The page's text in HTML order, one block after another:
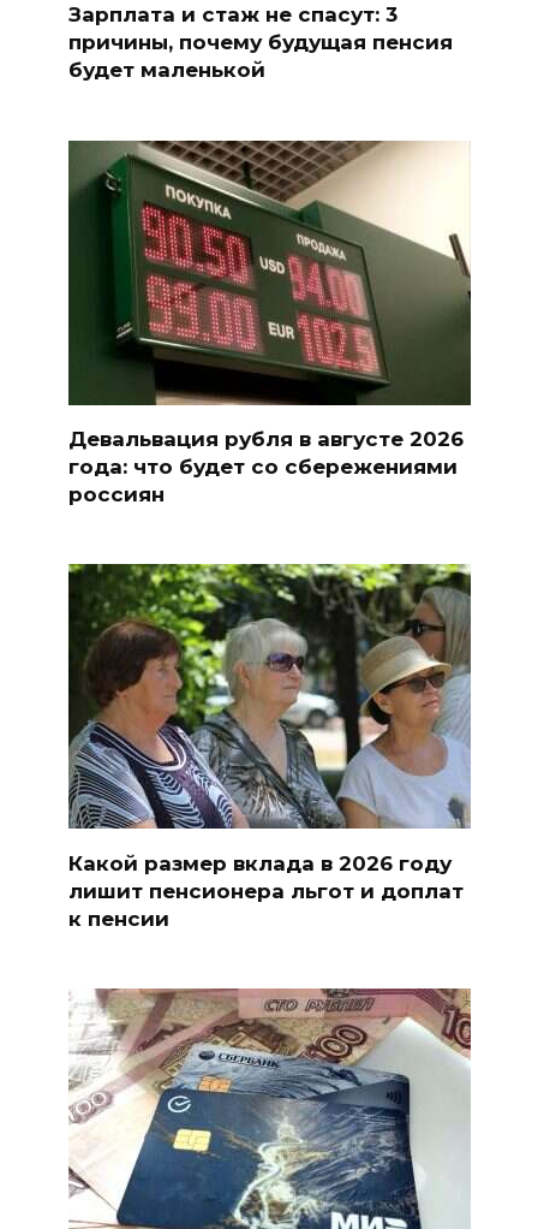
Зарплата и стаж не спасут: 3
причины, почему будущая пенсия
будет маленькой
Девальвация рубля в августе 2026
года: что будет со сбережениями
россиян
Какой размер вклада в 2026 году
лишит пенсионера льгот и доплат
к пенсии